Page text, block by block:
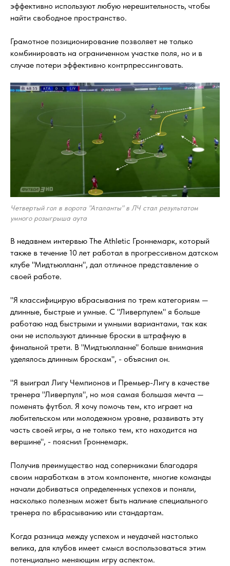
эффективно используют любую нерешительность, чтобы
найти свободное пространство.
Грамотное позиционирование позволяет не только
комбинировать на ограниченном участке поля, но и в
случае потери эффективно контрпрессинговать.
Четвертый гол в ворота "Аталанты" в ЛЧ стал результатом
умного розыгрыша аута
В недавнем интервью The Athletic Гроннемарк, который
также в течение 10 лет работал в прогрессивном датском
клубе "Мидтьюлланн", дал отличное представление о
своей работе.
"Я классифицирую вбрасывания по трем категориям —
длинные, быстрые и умные. С "Ливерпулем" я больше
работаю над быстрыми и умными вариантами, так как
они не используют длинные броски в штрафную в
финальной трети. В "Мидтьюлланне" больше внимания
уделялось длинным броскам", - объяснил он.
"Я выиграл Лигу Чемпионов и Премьер-Лигу в качестве
тренера "Ливерпуля", но моя самая большая мечта —
поменять футбол. Я хочу помочь тем, кто играет на
любительском или молодежном уровне, развивать эту
часть своей игры, а не только тем, кто находится на
вершине", - пояснил Гроннемарк.
Получив преимущество над соперниками благодаря
своим наработкам в этом компоненте, многие команды
начали добиваться определенных успехов и поняли,
насколько полезным может быть наличие специального
тренера по вбрасыванию или стандартам.
Когда разница между успехом и неудачей настолько
велика, для клубов имеет смысл воспользоваться этим
потенциально меняющим игру аспектом.